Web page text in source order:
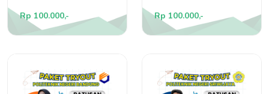
Rp 100.000,- Rp 100.000,-